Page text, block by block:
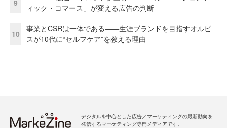
9
ィック・コマース」が変える広告の判断
10
事業とCSRは一体である――生涯ブランドを目指すオルビ
スが10代に“セルフケア”を教える理由
デジタルを中心とした広告／マーケティングの最新動向を
発信するマーケティング専門メディアです。